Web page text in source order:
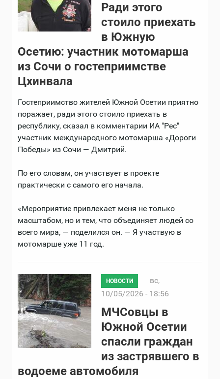
Ради этого
стоило приехать
в Южную
Осетию: участник мотомарша
из Сочи о гостеприимстве
Цхинвала
Гостеприимство жителей Южной Осетии приятно
поражает, ради этого стоило приехать в
республику, сказал в комментарии ИА "Рес"
участник международного мотомарша «Дороги
Победы» из Сочи — Дмитрий.
По его словам, он участвует в проекте
практически с самого его начала.
«Мероприятие привлекает меня не только
масштабом, но и тем, что объединяет людей со
всего мира, — поделился он. — Я участвую в
мотомарше уже 11 год.
НОВОСТИ
вс,
10/05/2026 - 18:56
МЧСовцы в
Южной Осетии
спасли граждан
из застрявшего в
водоеме автомобиля